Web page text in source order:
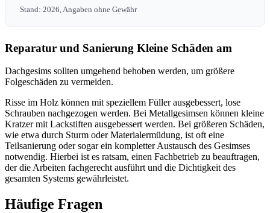
Stand: 2026, Angaben ohne Gewähr
Reparatur und Sanierung Kleine Schäden am
Dachgesims sollten umgehend behoben werden, um größere
Folgeschäden zu vermeiden.
Risse im Holz können mit speziellem Füller ausgebessert, lose
Schrauben nachgezogen werden. Bei Metallgesimsen können kleine
Kratzer mit Lackstiften ausgebessert werden. Bei größeren Schäden,
wie etwa durch Sturm oder Materialermüdung, ist oft eine
Teilsanierung oder sogar ein kompletter Austausch des Gesimses
notwendig. Hierbei ist es ratsam, einen Fachbetrieb zu beauftragen,
der die Arbeiten fachgerecht ausführt und die Dichtigkeit des
gesamten Systems gewährleistet.
Häufige Fragen